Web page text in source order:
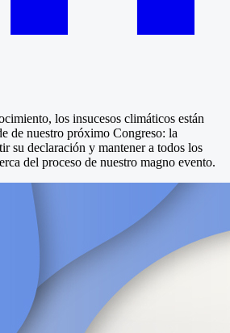
los insucesos climáticos están
de nuestro próximo Congreso: la
su declaración y mantener a todos los
del proceso de nuestro magno evento.